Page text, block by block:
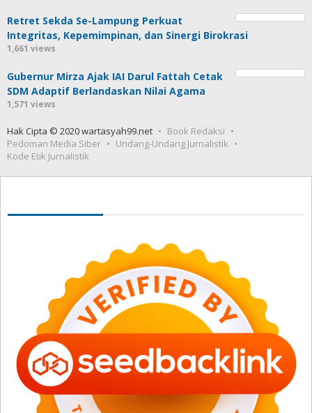
Retret Sekda Se-Lampung Perkuat
Integritas, Kepemimpinan, dan Sinergi Birokrasi
1,661 views
Gubernur Mirza Ajak IAI Darul Fattah Cetak
SDM Adaptif Berlandaskan Nilai Agama
1,571 views
Hak Cipta © 2020 wartasyah99.net
Book Redaksi
Pedoman Media Siber
Undang-Undang Jurnalistik
Kode Etik Jurnalistik